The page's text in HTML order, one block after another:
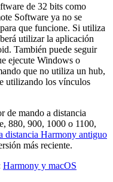
de 32 bits como
Software ya no se
que funcione. Si utiliza
utilizar la aplicación
También puede seguir
ejecute Windows o
que no utiliza un hub,
utilizando los vínculos
de mando a distancia
880, 900, 1000 o 1100,
distancia Harmony antiguo
más reciente.
Harmony y macOS